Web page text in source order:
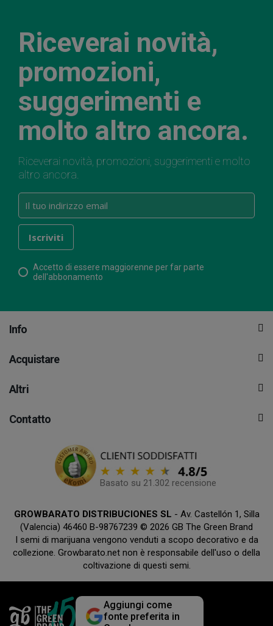
Riceverai novità,
promozioni,
suggerimenti e
molto altro ancora.
Riceverai novità, promozioni, suggerimenti e molto
altro ancora.
Accetto di essere maggiorenne per far parte
dell'abbonamento
Info
Acquistare
Altri
Contatto
Basato su 21.302 recensione
GROWBARATO DISTRIBUCIONES SL - Av. Castellón 1, Silla
(Valencia) 46460 B-98767239 © 2026 GB The Green Brand
I semi di marijuana vengono venduti a scopo decorativo e da
collezione. Growbarato.net non è responsabile dell'uso o della
coltivazione di questi semi.
Aggiungi come
fonte preferita in